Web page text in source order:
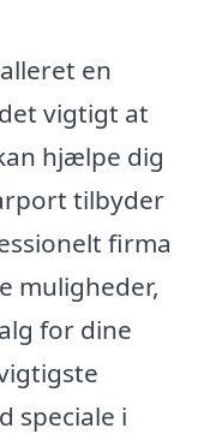
en
vigtigt at
hjælpe dig
tilbyder
firma
muligheder,
for dine
speciale i